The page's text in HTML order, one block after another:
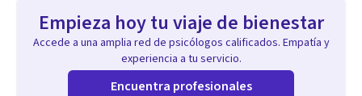
Empieza hoy tu viaje de bienestar
Accede a una amplia red de psicólogos calificados. Empatía y
experiencia a tu servicio.
Encuentra profesionales